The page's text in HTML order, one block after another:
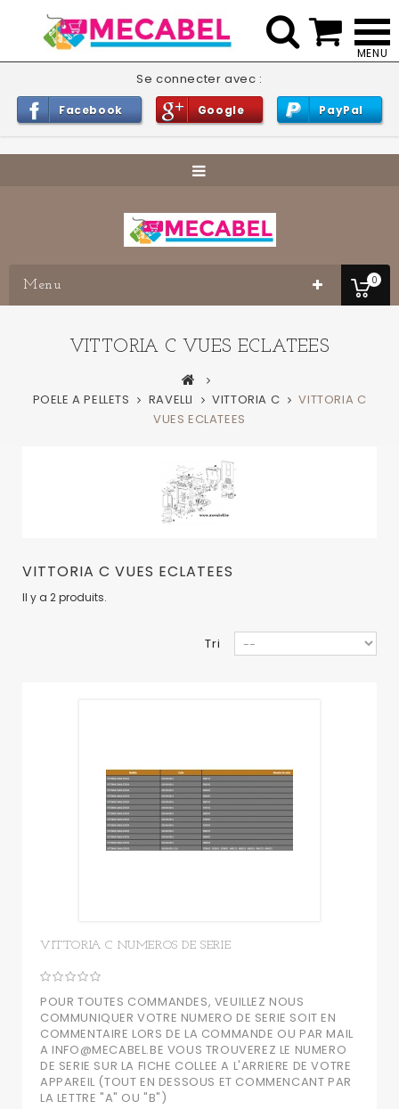
Se connecter avec :
Facebook Google PayPal
0
Menu
VITTORIA C VUES ECLATEES
POELE A PELLETS RAVELLI VITTORIA C
VITTORIA C
VUES ECLATEES
VITTORIA C VUES ECLATEES
Il y a 2 produits.
Tri
VITTORIA C NUMEROS DE SERIE
POUR TOUTES COMMANDES, VEUILLEZ NOUS
COMMUNIQUER VOTRE NUMERO DE SERIE SOIT EN
COMMENTAIRE LORS DE LA COMMANDE OU PAR MAIL
A INFO@MECABEL.BE VOUS TROUVEREZ LE NUMERO
DE SERIE SUR LA FICHE COLLEE A L'ARRIERE DE VOTRE
APPAREIL (TOUT EN DESSOUS ET COMMENCANT PAR
LA LETTRE "A" OU "B")
 